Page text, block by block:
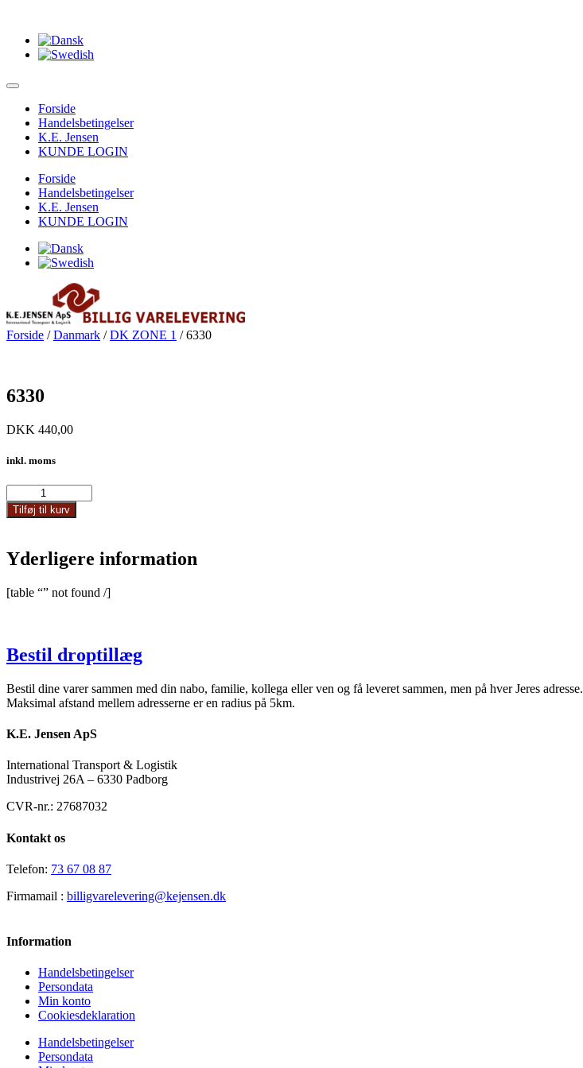
Forside
Handelsbetingelser
K.E. Jensen
KUNDE LOGIN
Forside
Handelsbetingelser
K.E. Jensen
KUNDE LOGIN
Forside /Danmark /DK ZONE 1 / 6330
6330
DKK 440,00
inkl. moms
antal
Tilføj til kurv
Yderligere information
[table “” not found /]
Bestil droptillæg
Bestil dine varer sammen med din nabo, familie, kollega eller ven og få leveret sammen, men på hver Jeres adresse.
Maksimal afstand mellem adresserne er en radius på 5km.
K.E. Jensen ApS
International Transport & Logistik
Industrivej 26A – 6330 Padborg
CVR-nr.: 27687032
Kontakt os
Telefon: 73 67 08 87
Firmamail : billigvarelevering@kejensen.dk
Information
Handelsbetingelser
Persondata
Min konto
Cookiesdeklaration
Handelsbetingelser
Persondata